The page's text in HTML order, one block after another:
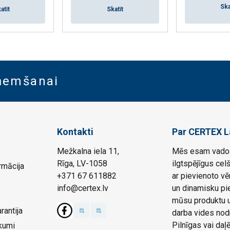
Skatīt
Kontakti
Mežkalna iela 11,
Rīga, LV-1058
+371 67 611882
info@certex.lv
Par CERTEX
Mēs esam
ilgtspējīgus
ar pievienoto
un dinamisku
mūsu produktu
darba vides
Pilnīgas vai